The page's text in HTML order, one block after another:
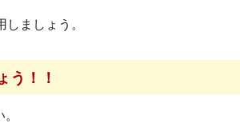
ましょう。
う！！